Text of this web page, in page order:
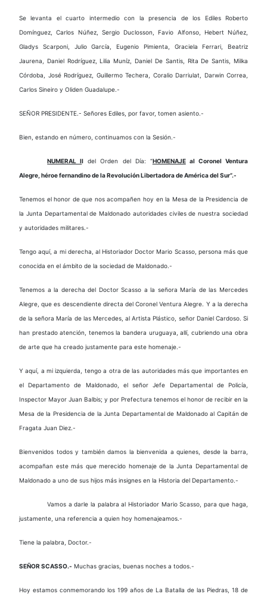
Se levanta el cuarto intermedio con la presencia de los Ediles Roberto
Domínguez, Carlos Núñez, Sergio Duclosson, Favio Alfonso, Hebert Núñez,
Gladys Scarponi, Julio García, Eugenio Pimienta, Graciela Ferrari, Beatriz
Jaurena, Daniel Rodríguez, Lilia Muníz, Daniel De Santis, Rita De Santis, Milka
Córdoba, José Rodríguez, Guillermo Techera, Coralio Darriulat, Darwin Correa,
Carlos Sineiro y Oliden Guadalupe.-
SEÑOR PRESIDENTE.- Señores Ediles, por favor, tomen asiento.-
Bien, estando en número, continuamos con la Sesión.-
NUMERAL II del Orden del Día: “HOMENAJEal Coronel Ventura
Alegre, héroe fernandino de la Revolución Libertadora de América del Sur”.-
Tenemos el honor de que nos acompañen hoy en la Mesa de la Presidencia de
la Junta Departamental de Maldonado autoridades civiles de nuestra sociedad
y autoridades militares.-
Tengo aquí, a mi derecha, al Historiador Doctor Mario Scasso, persona más que
conocida en el ámbito de la sociedad de Maldonado.-
Tenemos a la derecha del Doctor Scasso a la señora María de las Mercedes
Alegre, que es descendiente directa del Coronel Ventura Alegre. Y a la derecha
de la señora María de las Mercedes, al Artista Plástico, señor Daniel Cardoso. Si
han prestado atención, tenemos la bandera uruguaya, allí, cubriendo una obra
de arte que ha creado justamente para este homenaje.-
Y aquí, a mi izquierda, tengo a otra de las autoridades más que importantes en
el Departamento de Maldonado, el señor Jefe Departamental de Policía,
Inspector Mayor Juan Balbis; y por Prefectura tenemos el honor de recibir en la
Mesa de la Presidencia de la Junta Departamental de Maldonado al Capitán de
Fragata Juan Diez.-
Bienvenidos todos y también damos la bienvenida a quienes, desde la barra,
acompañan este más que merecido homenaje de la Junta Departamental de
Maldonado a uno de sus hijos más insignes en la Historia del Departamento.-
Vamos a darle la palabra al Historiador Mario Scasso, para que haga,
justamente, una referencia a quien hoy homenajeamos.-
Tiene la palabra, Doctor.-
SEÑOR SCASSO.- Muchas gracias, buenas noches a todos.-
Hoy estamos conmemorando los 199 años de La Batalla de las Piedras, 18 de